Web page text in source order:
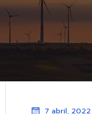
7 abril, 2022